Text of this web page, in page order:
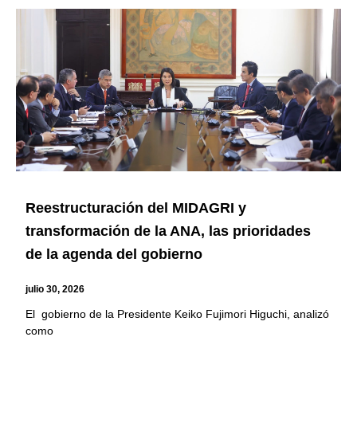
Reestructuración del MIDAGRI y
transformación de la ANA, las prioridades
de la agenda del gobierno
julio 30, 2026
El gobierno de la Presidente Keiko Fujimori Higuchi, analizó
como